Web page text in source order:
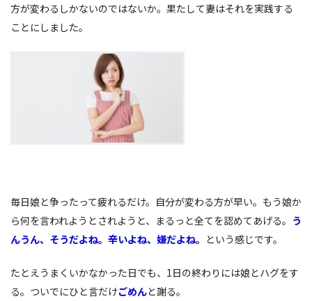
方が変わるしかないのではないか。果たして妻はそれを実践する
ことにしました。
毎日娘と争ったって疲れるだけ。自分が変わる方が早い。もう娘か
ら何を言われようとされようと、まるっと全てを認めてあげる。 う
んうん、そうだよね。辛いよね、嫌だよね。 という感じです。
たとえうまくいかなかった日でも、1日の終わりには娘とハグをす
る。ついでにひと言だけごめんと謝る。